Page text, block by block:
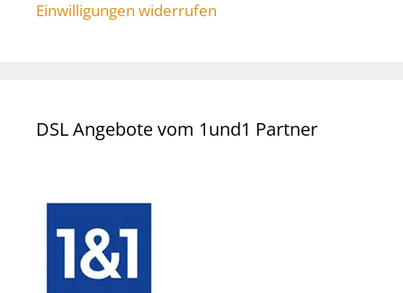
Einwilligungen widerrufen
DSL Angebote vom 1und1 Partner